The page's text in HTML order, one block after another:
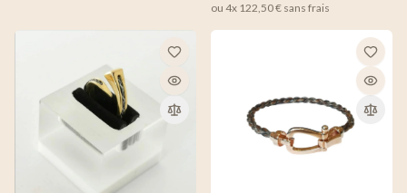
ou 4x 122,50 € sans frais